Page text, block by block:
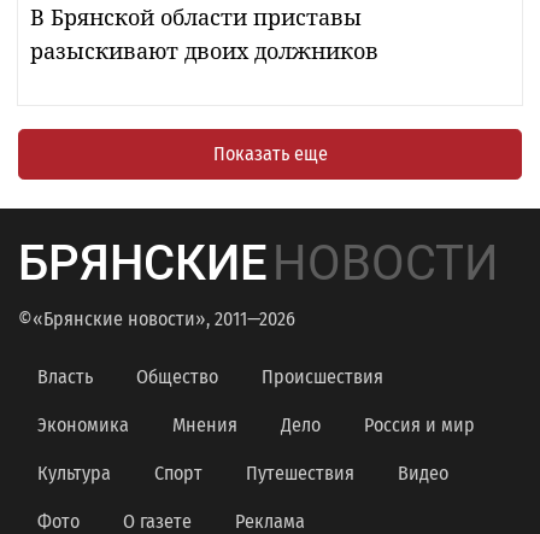
В Брянской области приставы
разыскивают двоих должников
Показать еще
БРЯНСКИЕНОВОСТИ
©«Брянские новости», 2011—2026
Власть Общество Происшествия
Экономика Мнения Дело Россия и мир
Культура Спорт Путешествия Видео
Фото О газете Реклама